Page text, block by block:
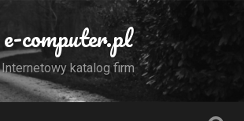
e-computer.pl
Internetowy katalog firm